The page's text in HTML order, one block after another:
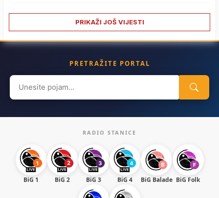
PRIKAŽI JOŠ VIJESTI
PRETRAŽITE PORTAL
Search
for:
RADIO STANICE
BiG 1 BiG 2 BiG 3 BiG 4 BiG Balade BiG Folk